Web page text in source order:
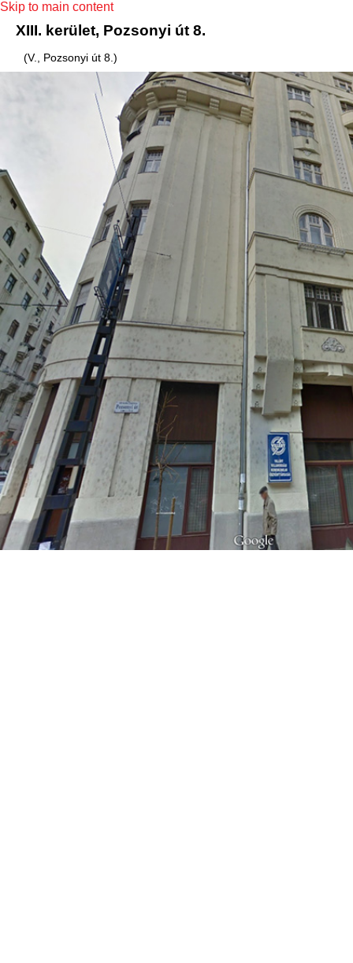
Skip to main content
XIII. kerület, Pozsonyi út 8.
(V., Pozsonyi út 8.)